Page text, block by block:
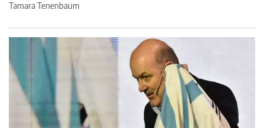
Tamara Tenenbaum